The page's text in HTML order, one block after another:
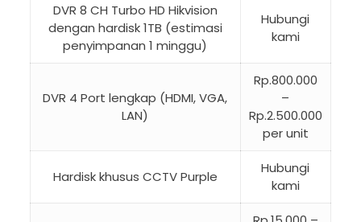
DVR 8 CH Turbo HD Hikvision
dengan hardisk 1TB (estimasi
penyimpanan 1 minggu)
Hubungi
kami
DVR 4 Port lengkap (HDMI, VGA,
LAN)
Rp.800.000
–
Rp.2.500.000
per unit
Hardisk khusus CCTV Purple
Hubungi
kami